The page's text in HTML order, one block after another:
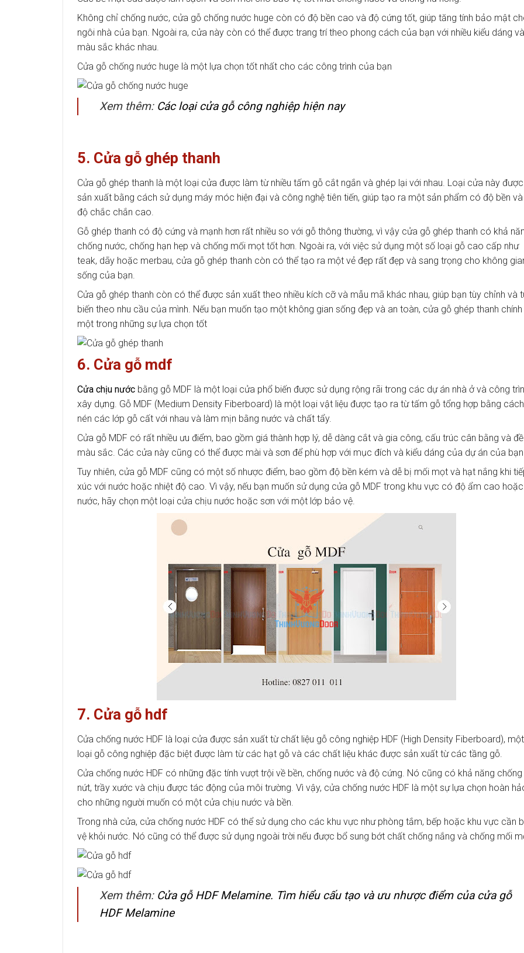
Không chỉ chống nước, cửa gỗ chống nước huge còn có độ bền cao và độ cứng tốt, giúp tăng tính bảo mật
ngôi nhà của bạn. Ngoài ra, cửa này còn có thể được trang trí theo phong cách của bạn với nhiều kiểu dáng và
màu sắc khác nhau.
Cửa gỗ chống nước huge là một lựa chọn tốt nhất cho các công trình của bạn
Xem thêm: Các loại cửa gỗ công nghiệp hiện nay
5. Cửa gỗ ghép thanh
Cửa gỗ ghép thanh là một loại cửa được làm từ nhiều tấm gỗ cắt ngắn và ghép lại với nhau. Loại cửa này được
sản xuất bằng cách sử dụng máy móc hiện đại và công nghệ tiên tiến, giúp tạo ra một sản phẩm có độ bền và
độ chắc chắn cao.
Gỗ ghép thanh có độ cứng và mạnh hơn rất nhiều so với gỗ thông thường, vì vậy cửa gỗ ghép thanh có khả
chống nước, chống hạn hẹp và chống mối mọt tốt hơn. Ngoài ra, với việc sử dụng một số loại gỗ cao cấp như
teak, dãy hoặc merbau, cửa gỗ ghép thanh còn có thể tạo ra một vẻ đẹp rất đẹp và sang trọng cho không
sống của bạn.
Cửa gỗ ghép thanh còn có thể được sản xuất theo nhiều kích cỡ và mẫu mã khác nhau, giúp bạn tùy chỉnh và
biến theo nhu cầu của mình. Nếu bạn muốn tạo một không gian sống đẹp và an toàn, cửa gỗ ghép thanh chính
một trong những sự lựa chọn tốt
6. Cửa gỗ mdf
Cửa chịu nước bằng gỗ MDF là một loại cửa phổ biến được sử dụng rộng rãi trong các dự án nhà ở và công
xây dựng. Gỗ MDF (Medium Density Fiberboard) là một loại vật liệu được tạo ra từ tấm gỗ tổng hợp bằng cách
nén các lớp gỗ cất với nhau và làm mịn bằng nước và chất tẩy.
Cửa gỗ MDF có rất nhiều ưu điểm, bao gồm giá thành hợp lý, dễ dàng cắt và gia công, cấu trúc cân bằng và
màu sắc. Các cửa này cũng có thể được mài và sơn để phù hợp với mục đích và kiểu dáng của dự án của
Tuy nhiên, cửa gỗ MDF cũng có một số nhược điểm, bao gồm độ bền kém và dễ bị mối mọt và hạt nắng khi
xúc với nước hoặc nhiệt độ cao. Vì vậy, nếu bạn muốn sử dụng cửa gỗ MDF trong khu vực có độ ẩm cao hoặc
nước, hãy chọn một loại cửa chịu nước hoặc sơn với một lớp bảo vệ.
7. Cửa gỗ hdf
Cửa chống nước HDF là loại cửa được sản xuất từ chất liệu gỗ công nghiệp HDF (High Density Fiberboard), một
loại gỗ công nghiệp đặc biệt được làm từ các hạt gỗ và các chất liệu khác được sản xuất từ các tầng gỗ.
Cửa chống nước HDF có những đặc tính vượt trội về bền, chống nước và độ cứng. Nó cũng có khả năng chống
nứt, trầy xước và chịu được tác động của môi trường. Vì vậy, cửa chống nước HDF là một sự lựa chọn hoàn
cho những người muốn có một cửa chịu nước và bền.
Trong nhà cửa, cửa chống nước HDF có thể sử dụng cho các khu vực như phòng tắm, bếp hoặc khu vực cần
vệ khỏi nước. Nó cũng có thể được sử dụng ngoài trời nếu được bổ sung bớt chất chống nắng và chống mối
Xem thêm: Cửa gỗ HDF Melamine. Tìm hiểu cấu tạo và ưu nhược điểm của cửa gỗ
HDF Melamine